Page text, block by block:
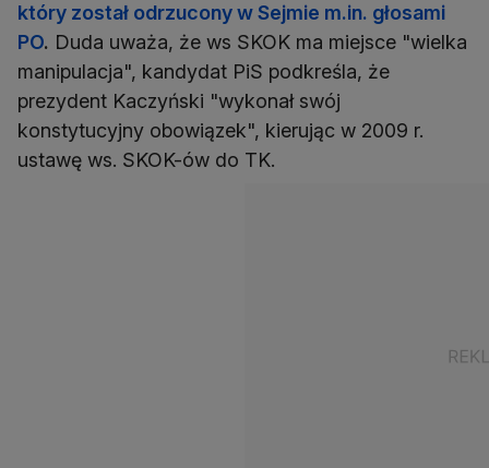
który został odrzucony w Sejmie m.in. głosami
PO. Duda uważa, że ws SKOK ma miejsce "wielka
manipulacja", kandydat PiS podkreśla, że
prezydent Kaczyński "wykonał swój
konstytucyjny obowiązek", kierując w 2009 r.
ustawę ws. SKOK-ów do TK.